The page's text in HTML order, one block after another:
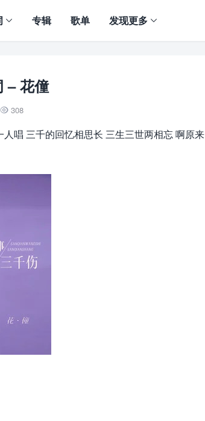
专辑 歌单 发现更多
– 花僮
 308
唱 三千的回忆相思长 三生三世两相忘 啊原来